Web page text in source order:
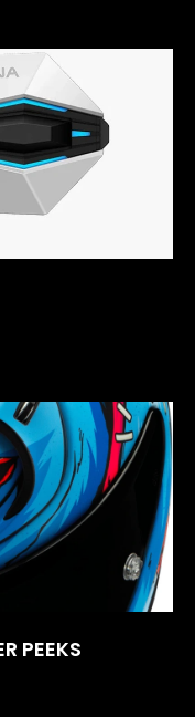
PEEKS